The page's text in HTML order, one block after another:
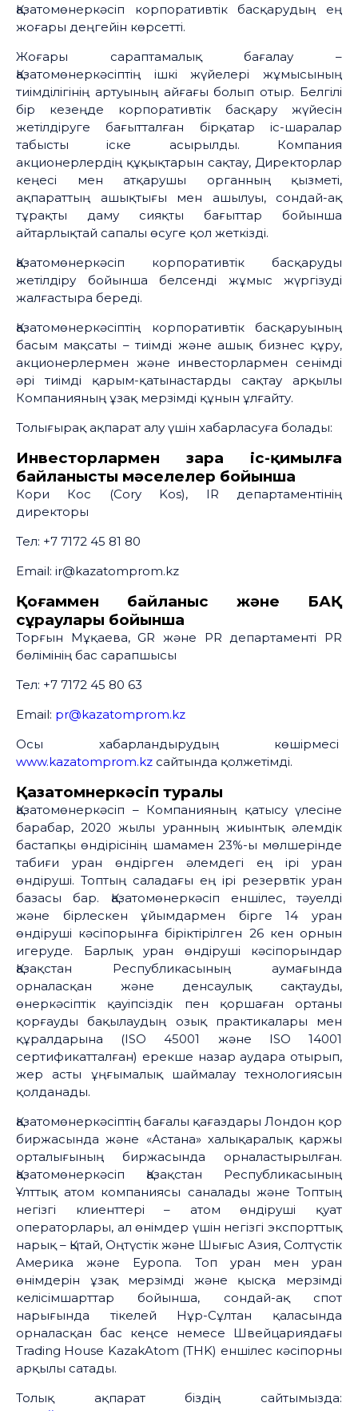
Қазатомөнеркәсіп корпоративтік басқарудың ең
жоғары деңгейін көрсетті.
Жоғары сараптамалық бағалау –
Қазатомөнеркәсіптің ішкі жүйелері жұмысының
тиімділігінің артуының айғағы болып отыр. Белгілі
бір кезеңде корпоративтік басқару жүйесін
жетілдіруге бағытталған бірқатар іс-шаралар
табысты іске асырылды. Компания
акционерлердің құқықтарын сақтау, Директорлар
кеңесі мен атқарушы органның қызметі,
ақпараттың ашықтығы мен ашылуы, сондай-ақ
тұрақты даму сияқты бағыттар бойынша
айтарлықтай сапалы өсуге қол жеткізді.
Қазатомөнеркәсіп корпоративтік басқаруды
жетілдіру бойынша белсенді жұмыс жүргізуді
жалғастыра береді.
Қазатомөнеркәсіптің корпоративтік басқаруының
басым мақсаты – тиімді және ашық бизнес құру,
акционерлермен және инвесторлармен сенімді
әрі тиімді қарым-қатынастарды сақтау арқылы
Компанияның ұзақ мерзімді құнын ұлғайту.
Толығырақ ақпарат алу үшін хабарласуға болады:
Инвесторлармен өзара іс-қимылға
байланысты мәселелер бойынша
Кори Кос (Cory Kos), IR департаментінің
директоры
Тел: +7 7172 45 81 80
Email: ir@kazatomprom.kz
Қоғаммен байланыс және БАҚ
сұраулары бойынша
Торғын Мұқаева, GR және PR департаменті PR
бөлімінің бас сарапшысы
Тел: +7 7172 45 80 63
Email: pr@kazatomprom.kz
Осы хабарландырудың көшірмесі
www.kazatomprom.kz сайтында қолжетімді.
Қазатомөнеркәсіп туралы
Қазатомөнеркәсіп – Компанияның қатысу үлесіне
барабар, 2020 жылы уранның жиынтық әлемдік
бастапқы өндірісінің шамамен 23%-ы мөлшерінде
табиғи уран өндірген әлемдегі ең ірі уран
өндіруші. Топтың саладағы ең ірі резервтік уран
базасы бар. Қазатомөнеркәсіп еншілес, тәуелді
және бірлескен ұйымдармен бірге 14 уран
өндіруші кәсіпорынға біріктірілген 26 кен орнын
игеруде. Барлық уран өндіруші кәсіпорындар
Қазақстан Республикасының аумағында
орналасқан және денсаулық сақтауды,
өнеркәсіптік қауіпсіздік пен қоршаған ортаны
қорғауды бақылаудың озық практикалары мен
құралдарына (ISO 45001 және ISO 14001
сертификатталған) ерекше назар аудара отырып,
жер асты ұңғымалық шаймалау технологиясын
қолданады.
Қазатомөнеркәсіптің бағалы қағаздары Лондон қор
биржасында және «Астана» халықаралық қаржы
орталығының биржасында орналастырылған.
Қазатомөнеркәсіп Қазақстан Республикасының
Ұлттық атом компаниясы саналады және Топтың
негізгі клиенттері – атом өндіруші қуат
операторлары, ал өнімдер үшін негізгі экспорттық
нарық – Қытай, Оңтүстік және Шығыс Азия, Солтүстік
Америка және Еуропа. Топ уран мен уран
өнімдерін ұзақ мерзімді және қысқа мерзімді
келісімшарттар бойынша, сондай-ақ спот
нарығында тікелей Нұр-Сұлтан қаласында
орналасқан бас кеңсе немесе Швейцариядағы
Trading House KazakAtom (THK) еншілес кәсіпорны
арқылы сатады.
Толық ақпарат біздің сайтымызда: